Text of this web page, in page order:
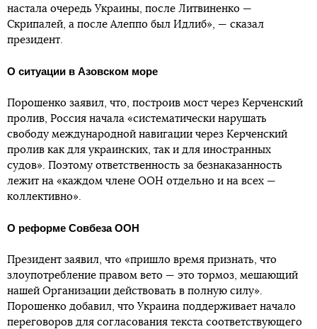
настала очередь Украины, после Литвиненко —
Скрипалей, а после Алеппо был Идлиб», — сказал
президент.
О ситуации в Азовском море
Порошенко заявил, что, построив мост через Керченский
пролив, Россия начала «систематически нарушать
свободу международной навигации через Керченский
пролив как для украинских, так и для иностранных
судов». Поэтому ответственность за безнаказанность
лежит на «каждом члене ООН отдельно и на всех —
коллективно».
О реформе Совбеза ООН
Президент заявил, что «пришло время признать, что
злоупотребление правом вето — это тормоз, мешающий
нашей Организации действовать в полную силу».
Порошенко добавил, что Украина поддерживает начало
переговоров для согласования текста соответствующего